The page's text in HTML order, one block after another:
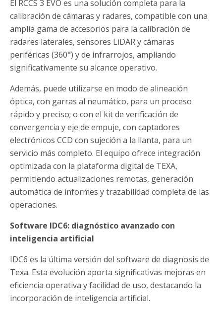
El RCCS 3 EVO es una solución completa para la
calibración de cámaras y radares, compatible con una
amplia gama de accesorios para la calibración de
radares laterales, sensores LiDAR y cámaras
periféricas (360°) y de infrarrojos, ampliando
significativamente su alcance operativo.
Además, puede utilizarse en modo de alineación
óptica, con garras al neumático, para un proceso
rápido y preciso; o con el kit de verificación de
convergencia y eje de empuje, con captadores
electrónicos CCD con sujeción a la llanta, para un
servicio más completo. El equipo ofrece integración
optimizada con la plataforma digital de TEXA,
permitiendo actualizaciones remotas, generación
automática de informes y trazabilidad completa de las
operaciones.
Software IDC6: diagnóstico avanzado con
inteligencia artificial
IDC6 es la última versión del software de diagnosis de
Texa. Esta evolución aporta significativas mejoras en
eficiencia operativa y facilidad de uso, destacando la
incorporación de inteligencia artificial.